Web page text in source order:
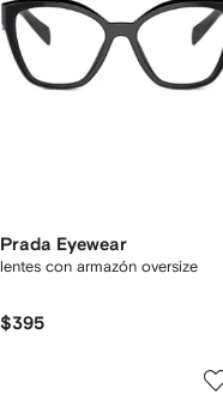
Prada Eyewear
lentes con armazón oversize
$395